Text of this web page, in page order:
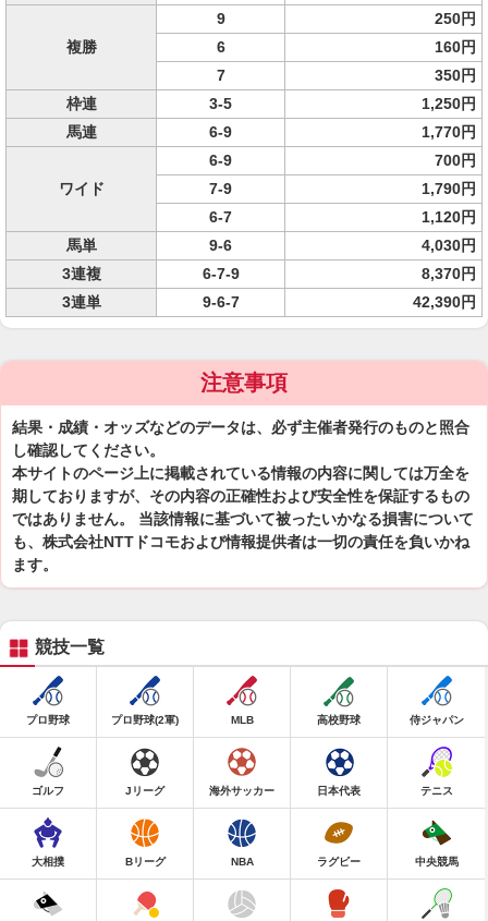
複勝
9
250円
6
160円
7
350円
枠連
3-5
1,250円
馬連
6-9 1,770円
ワイド
6-9
700円
7-9
1,790円
6-7
1,120円
馬単
9-6
4,030円
3連複
6-7-9
8,370円
3連単
9-6-7 42,390円
注意事項
結果・成績・オッズなどのデータは、必ず主催者発行のものと照合
し確認してください。
本サイトのページ上に掲載されている情報の内容に関しては万全を
期しておりますが、その内容の正確性および安全性を保証するもの
ではありません。 当該情報に基づいて被ったいかなる損害について
も、株式会社NTTドコモおよび情報提供者は一切の責任を負いかね
ます。
競技一覧
プロ野球 プロ野球(2軍) MLB 高校野球 侍ジャパン
ゴルフ Jリーグ 海外サッカー 日本代表 テニス
大相撲 Bリーグ NBA ラグビー 中央競馬